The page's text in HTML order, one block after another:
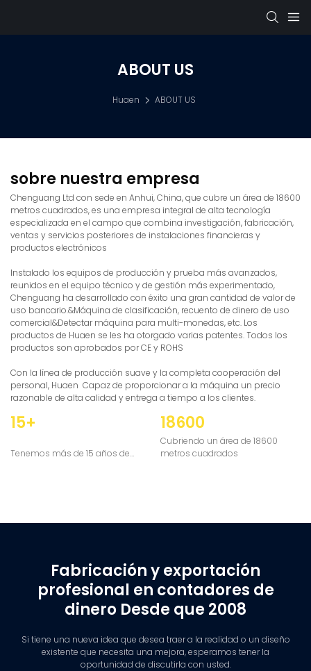
ABOUT US
Huaen ABOUT US
sobre nuestra empresa
Chenguang Ltd con sede en Anhui, China, que cubre un área de 18600
metros cuadrados, es una empresa integral de alta tecnología
especializada en el campo que combina investigación, fabricación,
ventas y servicios posteriores de instalaciones financieras y
productos electrónicos
Instalado los equipos de producción y prueba más avanzados,
reunidos en el equipo técnico y de gestión más experimentado,
Chenguang ha desarrollado con éxito una gran cantidad de valor de
uso bancario.&Máquina de clasificación, recuento de dinero de uso
comercial&Detectar máquina para multi-monedas, etc. Los
productos de Huaen se les ha otorgado varias patentes. Todos los
productos son aprobados por CE y ROHS
Con la línea de producción suave y la completa cooperación del
personal, Huaen Capaz de proporcionar a la máquina un precio
razonable de alta calidad y entrega a tiempo a los clientes.
15+
Tenemos más de 15 años de
18600
Cubriendo un área de 18600
metros cuadrados
Fabricación y exportación
profesional en contadores de
dinero Desde que 2008
Si tiene una nueva idea que desea traer a la realidad o un diseño
existente que necesita una mejora, esperamos tener la
oportunidad de discutirla con usted.